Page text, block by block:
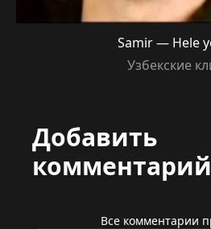
Samir — Hele
Узбекские
Добавить
комментарий
Все комментарии